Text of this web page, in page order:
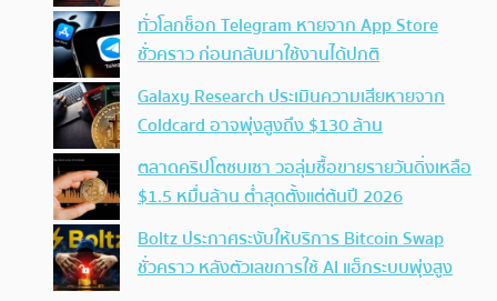
ทั่วโลกช็อก Telegram หายจาก App Store
ชั่วคราว ก่อนกลับมาใช้งานได้ปกติ
Galaxy Research ประเมินความเสียหายจาก
Coldcard อาจพุ่งสูงถึง $130 ล้าน
ตลาดคริปโตซบเซา วอลุ่มซื้อขายรายวันดิ่งเหลือ
$1.5 หมื่นล้าน ต่ำสุดตั้งแต่ต้นปี 2026
Boltz ประกาศระงับให้บริการ Bitcoin Swap
ชั่วคราว หลังตัวเลขการใช้ AI แฮ็กระบบพุ่งสูง